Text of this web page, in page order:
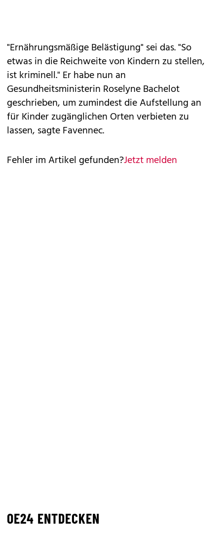
"Ernährungsmäßige Belästigung" sei das. "So
etwas in die Reichweite von Kindern zu stellen,
ist kriminell." Er habe nun an
Gesundheitsministerin Roselyne Bachelot
geschrieben, um zumindest die Aufstellung an
für Kinder zugänglichen Orten verbieten zu
lassen, sagte Favennec.
Fehler im Artikel gefunden?Jetzt melden
OE24 ENTDECKEN